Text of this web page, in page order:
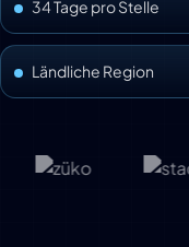
34 Tage pro Stelle
Ländliche Region